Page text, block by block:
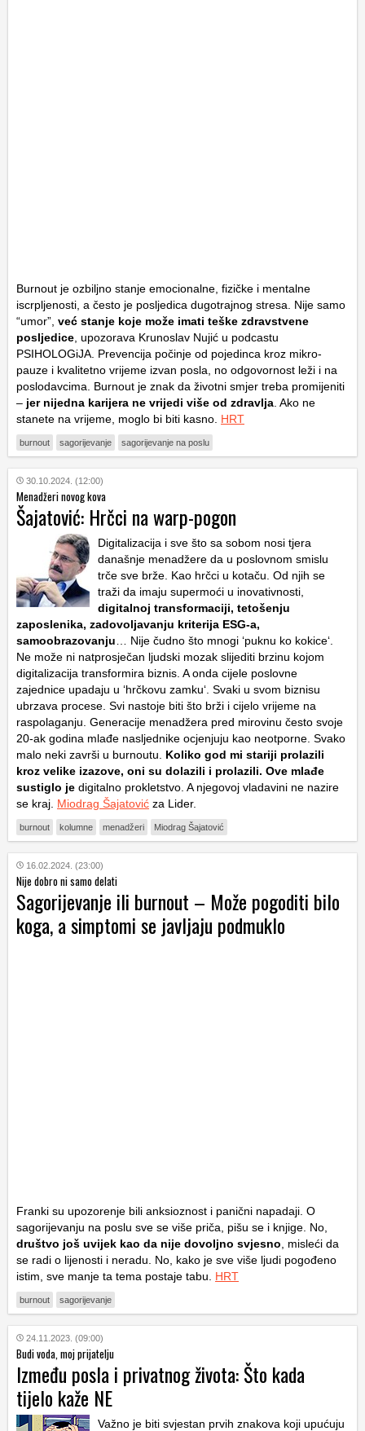
Burnout je ozbiljno stanje emocionalne, fizičke i mentalne
iscrpljenosti, a često je posljedica dugotrajnog stresa. Nije samo
“umor”, već stanje koje može imati teške zdravstvene
posljedice , upozorava Krunoslav Nujić u podcastu
PSIHOLOGiJA. Prevencija počinje od pojedinca kroz mikro-
pauze i kvalitetno vrijeme izvan posla, no odgovornost leži i na
poslodavcima. Burnout je znak da životni smjer treba promijeniti
– jer nijedna karijera ne vrijedi više od zdravlja . Ako ne
stanete na vrijeme, moglo bi biti kasno. HRT
burnout sagorijevanje sagorijevanje na poslu
30.10.2024. (12:00)
Menadžeri novog kova
Šajatović: Hrčci na warp-pogon
Digitalizacija i sve što sa sobom nosi tjera
današnje menadžere da u poslovnom smislu
trče sve brže. Kao hrčci u kotaču. Od njih se
traži da imaju supermoći u inovativnosti,
digitalnoj transformaciji, tetošenju
zaposlenika, zadovoljavanju kriterija ESG-a,
samoobrazovanju … Nije čudno što mnogi ‘puknu ko kokice‘.
Ne može ni natprosječan ljudski mozak slijediti brzinu kojom
digitalizacija transformira biznis. A onda cijele poslovne
zajednice upadaju u ‘hrčkovu zamku‘. Svaki u svom biznisu
ubrzava procese. Svi nastoje biti što brži i cijelo vrijeme na
raspolaganju. Generacije menadžera pred mirovinu često svoje
20-ak godina mlađe nasljednike ocjenjuju kao neotporne. Svako
malo neki završi u burnoutu. Koliko god mi stariji prolazili
kroz velike izazove, oni su dolazili i prolazili. Ove mlađe
sustiglo je digitalno prokletstvo. A njegovoj vladavini ne nazire
se kraj. Miodrag Šajatović za Lider.
burnout kolumne menadžeri Miodrag Šajatović
16.02.2024. (23:00)
Nije dobro ni samo delati
Sagorijevanje ili burnout – Može pogoditi bilo
koga, a simptomi se javljaju podmuklo
Franki su upozorenje bili anksioznost i panični napadaji. O
sagorijevanju na poslu sve se više priča, pišu se i knjige. No,
društvo još uvijek kao da nije dovoljno svjesno , misleći da
se radi o lijenosti i neradu. No, kako je sve više ljudi pogođeno
istim, sve manje ta tema postaje tabu. HRT
burnout sagorijevanje
24.11.2023. (09:00)
Budi voda, moj prijatelju
Između posla i privatnog života: Što kada
tijelo kaže NE
Važno je biti svjestan prvih znakova koji upućuju